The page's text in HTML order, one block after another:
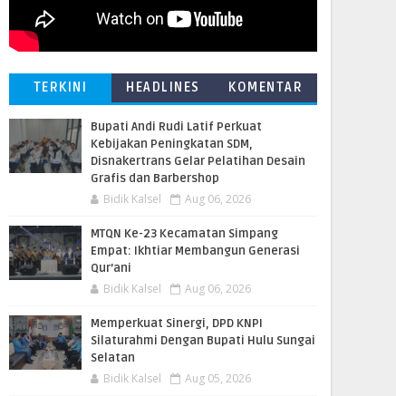
TERKINI HEADLINES KOMENTAR
Bupati Andi Rudi Latif Perkuat
Kebijakan Peningkatan SDM,
Disnakertrans Gelar Pelatihan Desain
Grafis dan Barbershop
Bidik Kalsel Aug 06, 2026
MTQN Ke-23 Kecamatan Simpang
Empat: Ikhtiar Membangun Generasi
Qur’ani
Bidik Kalsel Aug 06, 2026
Memperkuat Sinergi, DPD KNPI
Silaturahmi Dengan Bupati Hulu Sungai
Selatan
Bidik Kalsel Aug 05, 2026